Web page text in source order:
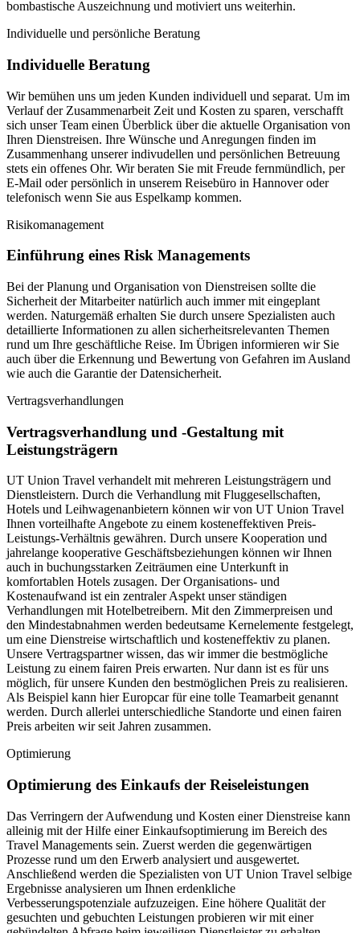
bombastische Auszeichnung und motiviert uns weiterhin.
Individuelle und persönliche Beratung
Individuelle Beratung
Wir bemühen uns um jeden Kunden individuell und separat. Um im
Verlauf der Zusammenarbeit Zeit und Kosten zu sparen, verschafft
sich unser Team einen Überblick über die aktuelle Organisation von
Ihren Dienstreisen. Ihre Wünsche und Anregungen finden im
Zusammenhang unserer indivudellen und persönlichen Betreuung
stets ein offenes Ohr. Wir beraten Sie mit Freude fernmündlich, per
E-Mail oder persönlich in unserem Reisebüro in Hannover oder
telefonisch wenn Sie aus Espelkamp kommen.
Risikomanagement
Einführung eines Risk Managements
Bei der Planung und Organisation von Dienstreisen sollte die
Sicherheit der Mitarbeiter natürlich auch immer mit eingeplant
werden. Naturgemäß erhalten Sie durch unsere Spezialisten auch
detaillierte Informationen zu allen sicherheitsrelevanten Themen
rund um Ihre geschäftliche Reise. Im Übrigen informieren wir Sie
auch über die Erkennung und Bewertung von Gefahren im Ausland
wie auch die Garantie der Datensicherheit.
Vertragsverhandlungen
Vertragsverhandlung und -Gestaltung mit
Leistungsträgern
UT Union Travel verhandelt mit mehreren Leistungsträgern und
Dienstleistern. Durch die Verhandlung mit Fluggesellschaften,
Hotels und Leihwagenanbietern können wir von UT Union Travel
Ihnen vorteilhafte Angebote zu einem kosteneffektiven Preis-
Leistungs-Verhältnis gewähren. Durch unsere Kooperation und
jahrelange kooperative Geschäftsbeziehungen können wir Ihnen
auch in buchungsstarken Zeiträumen eine Unterkunft in
komfortablen Hotels zusagen. Der Organisations- und
Kostenaufwand ist ein zentraler Aspekt unser ständigen
Verhandlungen mit Hotelbetreibern. Mit den Zimmerpreisen und
den Mindestabnahmen werden bedeutsame Kernelemente festgelegt,
um eine Dienstreise wirtschaftlich und kosteneffektiv zu planen.
Unsere Vertragspartner wissen, das wir immer die bestmögliche
Leistung zu einem fairen Preis erwarten. Nur dann ist es für uns
möglich, für unsere Kunden den bestmöglichen Preis zu realisieren.
Als Beispiel kann hier Europcar für eine tolle Teamarbeit genannt
werden. Durch allerlei unterschiedliche Standorte und einen fairen
Preis arbeiten wir seit Jahren zusammen.
Optimierung
Optimierung des Einkaufs der Reiseleistungen
Das Verringern der Aufwendung und Kosten einer Dienstreise kann
alleinig mit der Hilfe einer Einkaufsoptimierung im Bereich des
Travel Managements sein. Zuerst werden die gegenwärtigen
Prozesse rund um den Erwerb analysiert und ausgewertet.
Anschließend werden die Spezialisten von UT Union Travel selbige
Ergebnisse analysieren um Ihnen erdenkliche
Verbesserungspotenziale aufzuzeigen. Eine höhere Qualität der
gesuchten und gebuchten Leistungen probieren wir mit einer